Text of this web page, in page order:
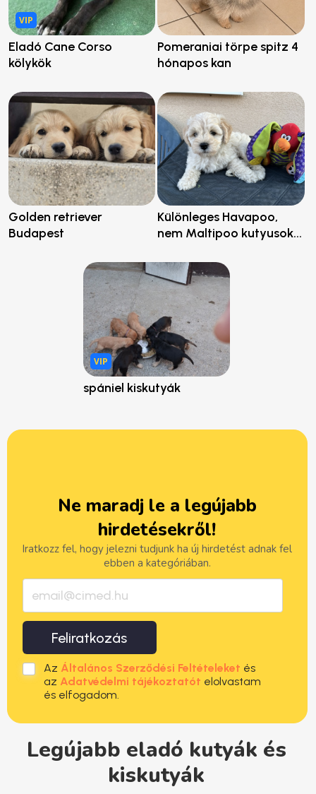
VIP
Eladó Cane Corso
kölykök
Pomeraniai törpe spitz 4
hónapos kan
Golden retriever
Budapest
Különleges Havapoo,
nem Maltipoo kutyusok...
VIP
spániel kiskutyák
Ne maradj le a legújabb
hirdetésekről!
Iratkozz fel, hogy jelezni tudjunk ha új hirdetést adnak fel
ebben a kategóriában.
Feliratkozás
Az Általános Szerződési Feltételeket és
az Adatvédelmi tájékoztatót elolvastam
és elfogadom.
Legújabb eladó kutyák és
kiskutyák